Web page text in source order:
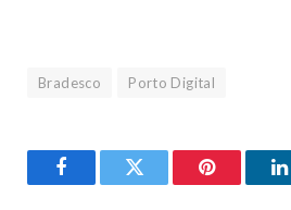
Bradesco Porto Digital
FacebookTwitter Pinterest